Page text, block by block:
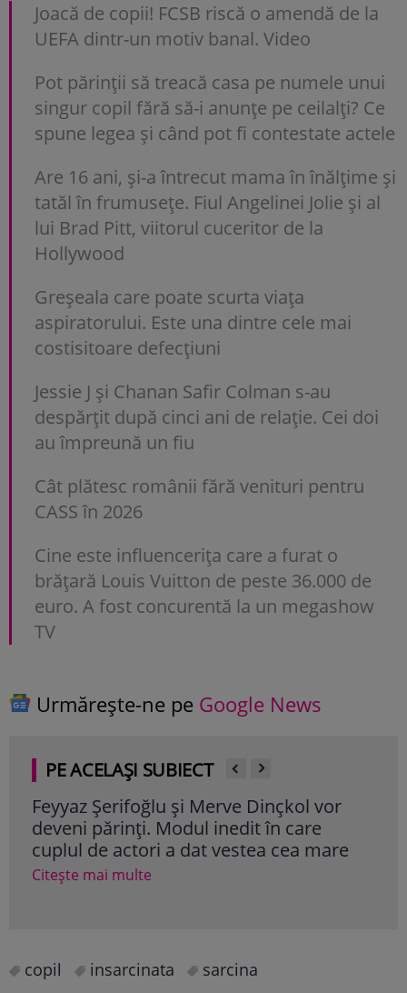
Joacă de copii! FCSB riscă o amendă de la
UEFA dintr-un motiv banal. Video
Pot părinții să treacă casa pe numele unui
singur copil fără să-i anunțe pe ceilalți? Ce
spune legea și când pot fi contestate actele
Are 16 ani, și-a întrecut mama în înălțime și
tatăl în frumusețe. Fiul Angelinei Jolie și al
lui Brad Pitt, viitorul cuceritor de la
Hollywood
Greșeala care poate scurta viața
aspiratorului. Este una dintre cele mai
costisitoare defecțiuni
Jessie J și Chanan Safir Colman s-au
despărțit după cinci ani de relație. Cei doi
au împreună un fiu
Cât plătesc românii fără venituri pentru
CASS în 2026
Cine este influencerița care a furat o
brățară Louis Vuitton de peste 36.000 de
euro. A fost concurentă la un megashow
TV
Urmărește-ne pe Google News
PE ACELAȘI SUBIECT
Feyyaz Şerifoğlu și Merve Dinçkol vor
deveni părinți. Modul inedit în care
cuplul de actori a dat vestea cea mare
Citește mai multe
copil insarcinata sarcina